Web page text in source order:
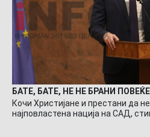
БАТЕ, БАТЕ, НЕ НЕ БРАНИ ПОВЕЌЕ
Кочи Христијане и престани да
најповластена нација на САД,